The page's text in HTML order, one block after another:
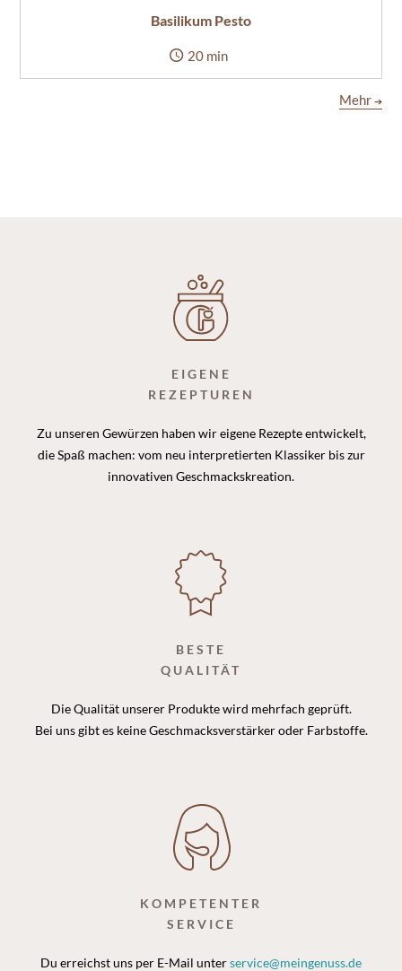
Basilikum Pesto
20 min
Mehr ➔
EIGENE
REZEPTUREN
Zu unseren Gewürzen haben wir eigene Rezepte entwickelt,
die Spaß machen: vom neu interpretierten Klassiker bis zur
innovativen Geschmackskreation.
BESTE
QUALITÄT
Die Qualität unserer Produkte wird mehrfach geprüft.
Bei uns gibt es keine Geschmacksverstärker oder Farbstoffe.
KOMPETENTER
SERVICE
Du erreichst uns per E-Mail unterservice@meingenuss.de